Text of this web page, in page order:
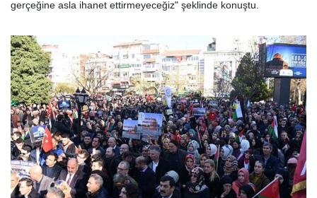
gerçeğine asla ihanet ettirmeyeceğiz" şeklinde konuştu.